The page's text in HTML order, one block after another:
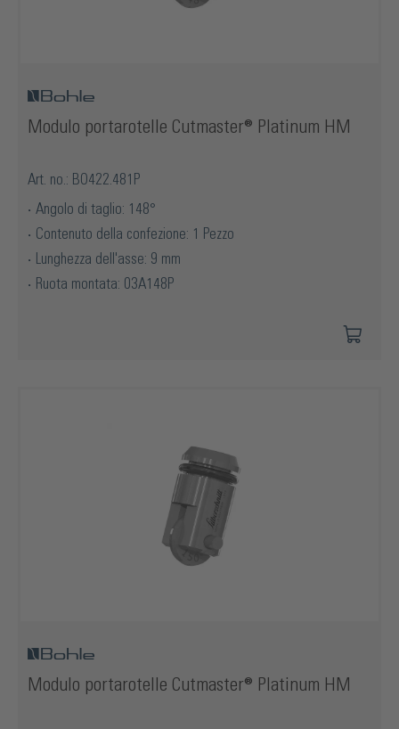
Modulo portarotelle Cutmaster® Platinum HM
Art. no.: BO422.481P
Angolo di taglio: 148°
Contenuto della confezione: 1 Pezzo
Lunghezza dell'asse: 9 mm
Ruota montata: 03A148P
Modulo portarotelle Cutmaster® Platinum HM